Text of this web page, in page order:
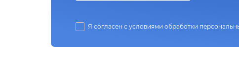
Я согласен с условиями обработки